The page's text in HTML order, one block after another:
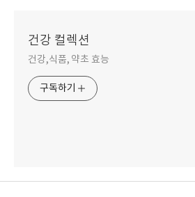
건강 컬렉션
건강,식품, 약초 효능
구독하기